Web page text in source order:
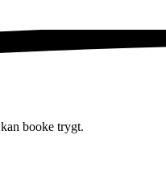
booke trygt.